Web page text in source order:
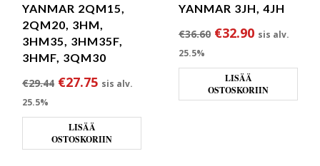
YANMAR 2QM15,
2QM20, 3HM,
3HM35, 3HM35F,
3HMF, 3QM30
€29.44 Alkuperäinen hinta oli: €29.44.
€27.75Nykyinen hinta on: €27.75.
sis alv.
25.5%
LISÄÄ
OSTOSKORIIN
YANMAR 3JH, 4JH
€36.60 Alkuperäinen
€32.90Nykyinen
sis alv.
25.5%
LISÄÄ
OSTOSKORIIN